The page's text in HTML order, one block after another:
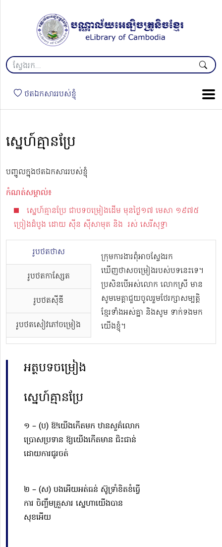
ថតឯកសាររបស់ខ្ញុំ
ស្នេហ៍គ្មានប្រែ
បញ្ចូលក្នុងថតឯកសាររបស់ខ្ញុំ
កំណត់សម្គាល់៖
ស្នេហ៍គ្មានប្រែ ជាបទចម្រៀងដើម មុនថ្ងៃ១៧ មេសា ១៩៧៥
ច្រៀងដំបូង ដោយ ស៊ីន ស៊ីសាមុត និង រស់ សេរីសុទ្ធា
រូបថតថាស
រូបថតកាសែ្សត
រូបថតស៊ីឌី
រូបថតសៀវភៅចម្រៀង
ក្រុមការងារពុំអាចស្វែងរក
ឃើញថាសចម្រៀងរបស់បទនេះទេ។
ប្រសិនបើអស់លោក លោកស្រី មាន
សូមមេត្តាជួយចូលរួមថែរក្សាសម្បត្តិ
ខ្មែរទាំងអស់គ្នា និងសូម ទាក់ទងមក
យើងខ្ញុំ។
អត្ថបទចម្រៀង
ស្នេហ៍គ្មានប្រែ
១ – (ប) ឱ!យើងកើតមក ឋានសួគ៌លោក
ប្រោសប្រទាន ឱ្យយើងកើតមាន ជិះជាន់
ដោយការជូរចត់
២ – (ស) បងអើយអត់ធន់ ស៊ូទ្រាំខិតខំធ្វើ
ការ ចិញ្ចឹមគ្រួសារ ស្នេហាយើងបាន
សុខអើយ